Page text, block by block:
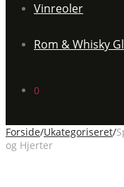
Vinreoler
Rom & Whisky
0
Forside/Ukategoriseret/
og Hjerter